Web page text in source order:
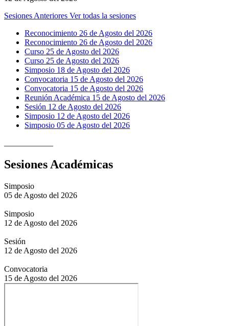
Sesiones Anteriores Ver todas la sesiones
Reconocimiento 26 de Agosto del 2026
Reconocimiento 26 de Agosto del 2026
Curso 25 de Agosto del 2026
Curso 25 de Agosto del 2026
Simposio 18 de Agosto del 2026
Convocatoria 15 de Agosto del 2026
Convocatoria 15 de Agosto del 2026
Reunión Académica 15 de Agosto del 2026
Sesión 12 de Agosto del 2026
Simposio 12 de Agosto del 2026
Simposio 05 de Agosto del 2026
Sesiones Académicas
Simposio
05 de Agosto del 2026
Simposio
12 de Agosto del 2026
Sesión
12 de Agosto del 2026
Convocatoria
15 de Agosto del 2026